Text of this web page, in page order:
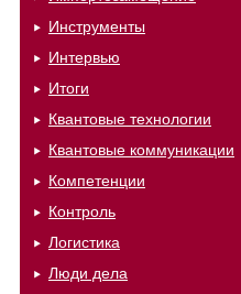
Инструменты
Интервью
Итоги
Квантовые технологии
Квантовые коммуникации
Компетенции
Контроль
Логистика
Люди дела